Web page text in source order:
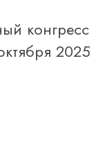
конгресс
2025